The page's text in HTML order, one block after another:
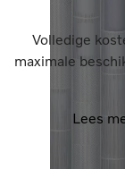
Volledige
maximale
Lees